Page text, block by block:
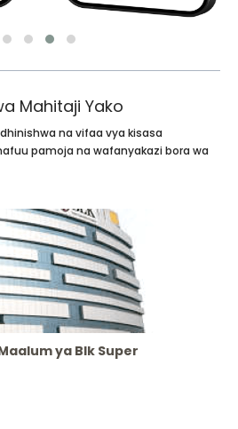
Mahitaji Yako
na vifaa vya kisasa
pamoja na wafanyakazi bora wa
ya Blk Super